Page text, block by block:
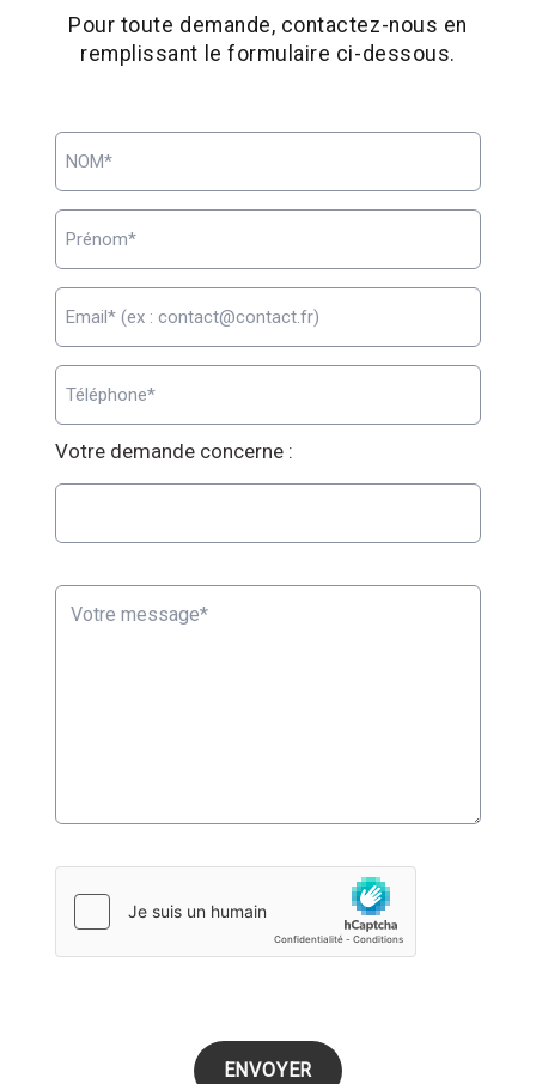
Pour toute demande, contactez-nous en
remplissant le formulaire ci-dessous.
Votre demande concerne :